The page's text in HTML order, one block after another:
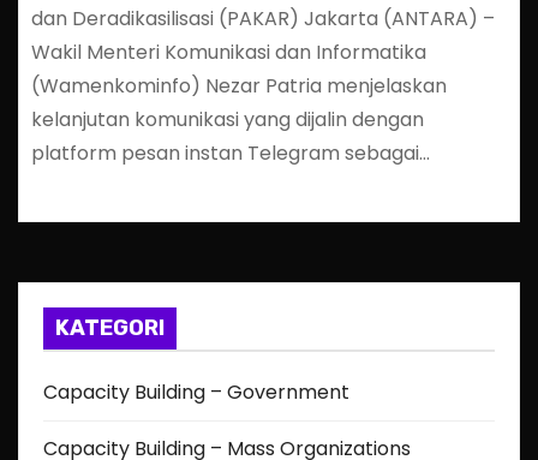
dan Deradikasilisasi (PAKAR) Jakarta (ANTARA) –
Wakil Menteri Komunikasi dan Informatika
(Wamenkominfo) Nezar Patria menjelaskan
kelanjutan komunikasi yang dijalin dengan
platform pesan instan Telegram sebagai…
KATEGORI
Capacity Building – Government
Capacity Building – Mass Organizations